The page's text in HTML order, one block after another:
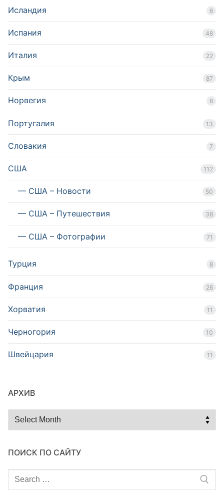
Исландия 6
Испания 48
Италия 22
Крым 87
Норвегия 8
Португалия 13
Словакия 7
США 112
— США – Новости 50
— США – Путешествия 38
— США – Фотографии 71
Турция 8
Франция 26
Хорватия 11
Черногория 10
Швейцария 11
АРХИВ
Архив
ПОИСК ПО САЙТУ
Search